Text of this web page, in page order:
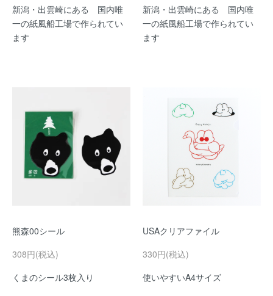
新潟・出雲崎にある 国内唯
一の紙風船工場で作られてい
ます
新潟・出雲崎にある 国内唯
一の紙風船工場で作られてい
ます
熊森00シール
308円(税込)
くまのシール3枚入り
USAクリアファイル
330円(税込)
使いやすいA4サイズ